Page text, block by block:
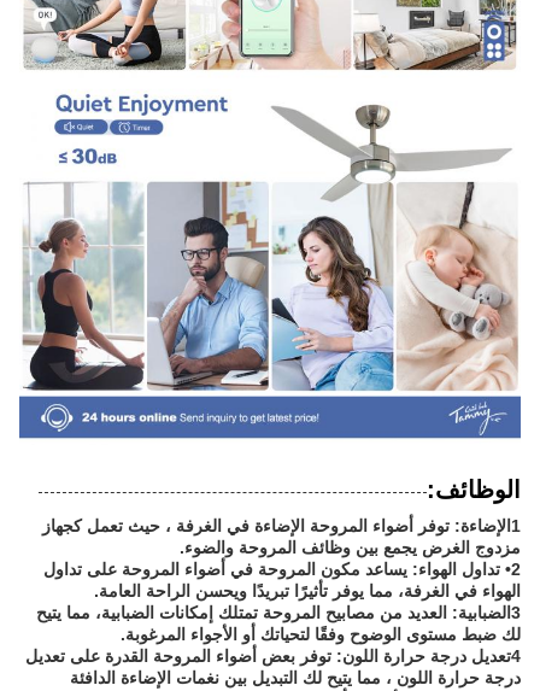
الوظائف:
1الإضاءة: توفر أضواء المروحة الإضاءة في الغرفة ، حيث تعمل كجهاز
مزدوج الغرض يجمع بين وظائف المروحة والضوء.
2• تداول الهواء: يساعد مكون المروحة في أضواء المروحة على تداول
الهواء في الغرفة، مما يوفر تأثيرًا تبريدًا ويحسن الراحة العامة.
3الضبابية: العديد من مصابيح المروحة تمتلك إمكانات الضبابية، مما يتيح
لك ضبط مستوى الوضوح وفقًا لتحياتك أو الأجواء المرغوبة.
4تعديل درجة حرارة اللون: توفر بعض أضواء المروحة القدرة على تعديل
درجة حرارة اللون ، مما يتيح لك التبديل بين نغمات الإضاءة الدافئة